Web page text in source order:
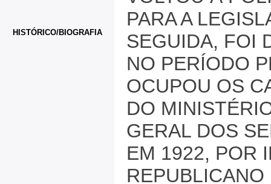
HISTÓRICO/BIOGRAFIA
PARA A
SEGUIDA, FOI
NO PERÍODO
OCUPOU OS
DO
GERAL DOS
EM 1922, POR